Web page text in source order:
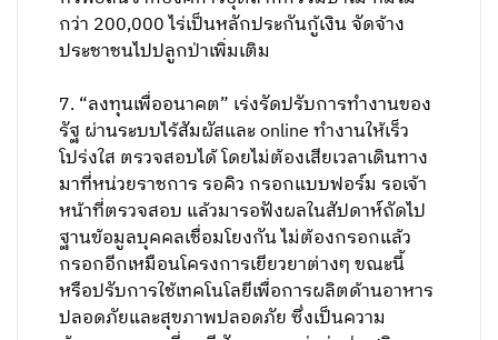
6.1 การส่งเสริมสินค้าระหว่างเขต เหมือนสมัยส่ง
เสริม OTOP เอาของดีจังหวัดหนึ่งไปอีกจังหวัด
6.2 การจ้างงานของรัฐ เพื่อปรับโครงสร้าง
เศรษฐกิจ เช่น การจัดจ้างงาน สร้างแหล่งน้ำแก้
ปัญหาภัยแล้งในตะวันออกเฉียงเหนือและภาค
เหนือ ที่มีแผนที่หน่วยราชการทำไว้ทั่วประเทศ แต่
ที่ผ่านมา อ้างว่าไม่มีงบฯ หรือการปลูกป่า โดยใช้
ทรัพย์สินจากองค์การอุตสาหกรรมป่าไม้ ที่มีไม้
กว่า 200,000 ไร่เป็นหลักประกันกู้เงิน จัดจ้าง
ประชาชนไปปลูกป่าเพิ่มเติม